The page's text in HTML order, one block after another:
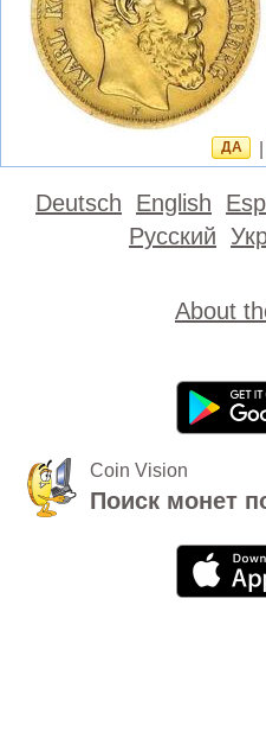
ДА
Deutsch English
Русский
About
Coin Vision
Поиск монет